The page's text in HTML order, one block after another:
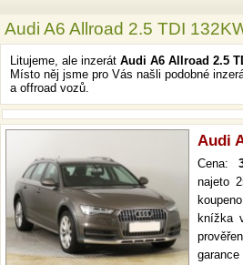
Audi A6 Allroad 2.5 TDI
Litujeme, ale inzerát Audi A6 Allroad 2.5
Místo něj jsme pro Vás našli podobné
a offroad vozů.
Audi
Cena:
najeto
knížka